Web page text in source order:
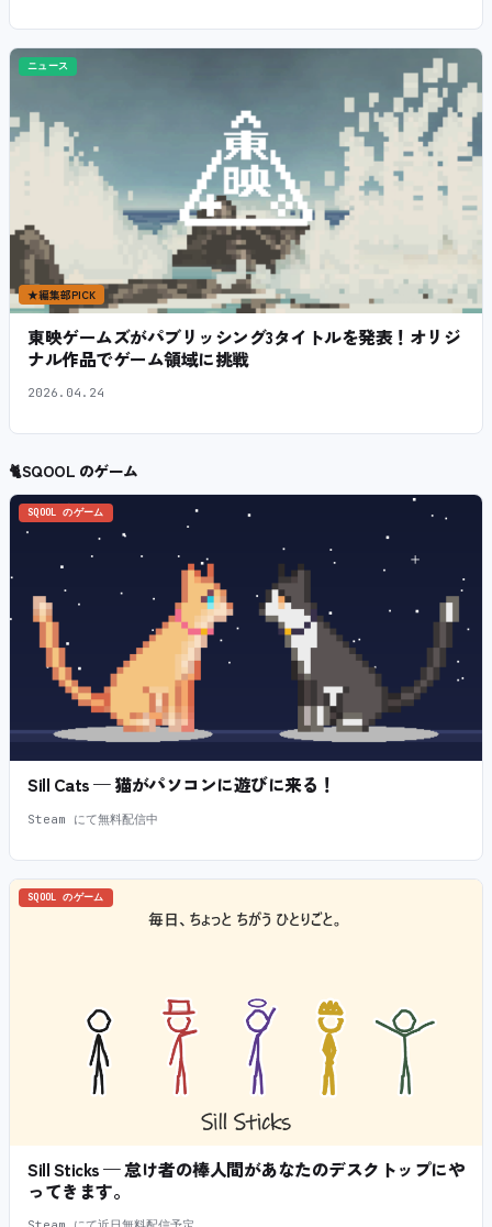
ニュース
★編集部PICK
東映ゲームズがパブリッシング3タイトルを発表！オリジ
ナル作品でゲーム領域に挑戦
2026.04.24
🐈SQOOL のゲーム
SQOOL のゲーム
Sill Cats — 猫がパソコンに遊びに来る！
Steam にて無料配信中
SQOOL のゲーム
Sill Sticks — 怠け者の棒人間があなたのデスクトップにや
ってきます。